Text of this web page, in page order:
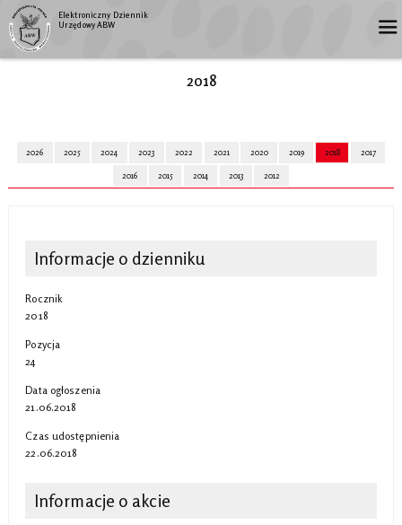
Elektroniczny Dziennik
Urzędowy ABW
2018
2026 2025 2024 2023 2022 2021 2020 2019 2018 2017
2016 2015 2014 2013 2012
Informacje o dzienniku
Rocznik
2018
Pozycja
24
Data ogłoszenia
21.06.2018
Czas udostępnienia
22.06.2018
Informacje o akcie